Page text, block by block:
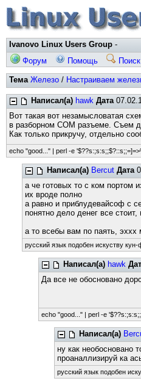
Ivanovo Linux Users Group -
Форум
Помощь Поиск
Тема Железо / Настраиваем
Написал(а) hawk Дата
Вот такая вот незамысловатая
в разборном COM разъеме. Съем
Как только прикручу, отдельно
echo "good..." | perl -e
Написал(а) Bercut Дата
а че готовых то с ком портом
их вроде полно
а равно и приблудевайсоф с
понятно дело денег все
а то всебы вам по паять,
русский язык подобен искуству
Написал(а) hawk
Да все не обосновано
echo "good..." | perl -e
Написал(а)
ну как необосновано
проаналлизируй ка
русский язык подобен